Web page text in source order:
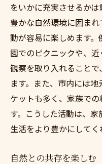
をいかに充実させるか
豊かな自然環境に囲ま
動が容易に楽しめます
園でのピクニックや、
観察を取り入れること
ます。また、市内には
ケットも多く、家族で
す。こうした活動は、
生活をより豊かにしてく
自然との共存を楽しむ